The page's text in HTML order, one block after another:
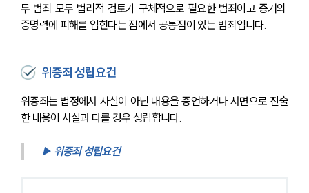
두 범죄 모두 법리적 검토가 구체적으로 필요한 범죄이고 증거의
증명력에 피해를 입힌다는 점에서 공통점이 있는 범죄입니다.
위증죄 성립요건
위증죄는 법정에서 사실이 아닌 내용을 증언하거나 서면으로 진술
한 내용이 사실과 다를 경우 성립합니다.
▶ 위증죄 성립요건